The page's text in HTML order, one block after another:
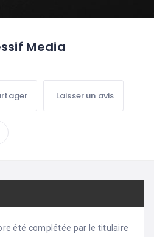
Media
Laisser un avis
été complétée par le titulaire